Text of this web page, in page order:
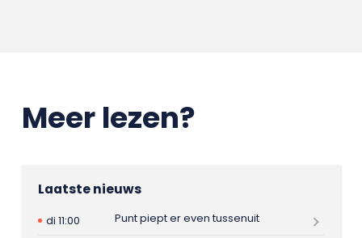
Meer lezen?
Laatste nieuws
di 11:00
Punt piept er even tussenuit